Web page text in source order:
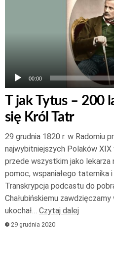
00:00
T jak Tytus – 200
się Król Tatr
29 grudnia 1820 r. w Radomiu
najwybitniejszych Polaków
przede wszystkim jako
pomoc, wspaniałego taternika
Transkrypcja podcastu do
Chałubińskiemu
ukochał… Czytaj dalej
29 grudnia 2020